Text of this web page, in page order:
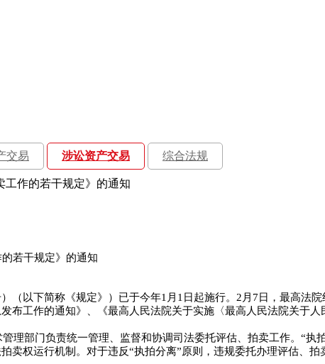
交易 涉讼资产交易 综合法规
工作的若干规定》的通知
若干规定》的通知
（以下简称《规定》）已于今年1 月 1 日起施行。 2 月 7 日 ，最高法
布工作的通知》、《最高人民法院关于实施〈最高人民法院关于
理部门负责统一管理、监督和协调司法委托评估、拍卖工作。“执
卖权运行机制。对于违反“执拍分离”原则，违规委托办理评估、